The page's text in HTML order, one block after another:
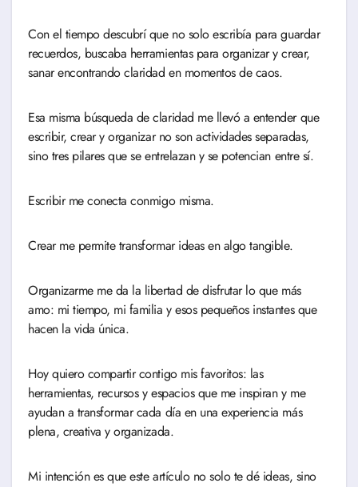
Con el tiempo descubrí que no solo escribía para guardar
recuerdos, buscaba herramientas para organizar y crear,
sanar encontrando claridad en momentos de caos.
Esa misma búsqueda de claridad me llevó a entender que
escribir, crear y organizar no son actividades separadas,
sino tres pilares que se entrelazan y se potencian entre sí.
Escribir me conecta conmigo misma.
Crear me permite transformar ideas en algo tangible.
Organizarme me da la libertad de disfrutar lo que más
amo: mi tiempo, mi familia y esos pequeños instantes que
hacen la vida única.
Hoy quiero compartir contigo mis favoritos: las
herramientas, recursos y espacios que me inspiran y me
ayudan a transformar cada día en una experiencia más
plena, creativa y organizada.
Mi intención es que este artículo no solo te dé ideas, sino